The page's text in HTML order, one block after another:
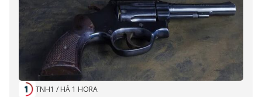
TNH1 / HÁ 1 HORA